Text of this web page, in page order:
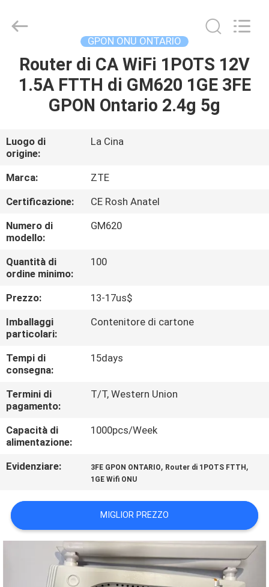
CASA
PRODOTTI
CIRCA
NOI
GIRO
DELLA
FABBRICA
CONTROLLO
DI
QUALITÀ
CONTATTICI
RICHIEDA
UNA
CITAZIONE
MAPPA
DEL
SITO
PRIVACY
POLICY
LIMITED.
Reserved.
GPON ONU ONTARIO
Router di CA WiFi 1POTS 12V
1.5A FTTH di GM620 1GE 3FE
GPON Ontario 2.4g 5g
Luogo di
origine:
La Cina
Marca:
ZTE
Certificazione:
CE Rosh Anatel
Numero di
modello:
GM620
Quantità di
ordine minimo:
100
Prezzo:
13-17us$
Imballaggi
particolari:
Contenitore di cartone
Tempi di
consegna:
15days
Termini di
pagamento:
T/T, Western Union
Capacità di
alimentazione:
1000pcs/Week
Evidenziare: 3FE GPON ONTARIO, Router di 1POTS FTTH ,
1GE Wifi ONU
MIGLIOR PREZZO